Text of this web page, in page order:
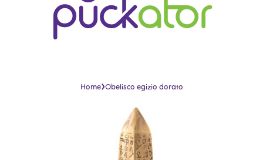
Home›Obelisco egizio dorato